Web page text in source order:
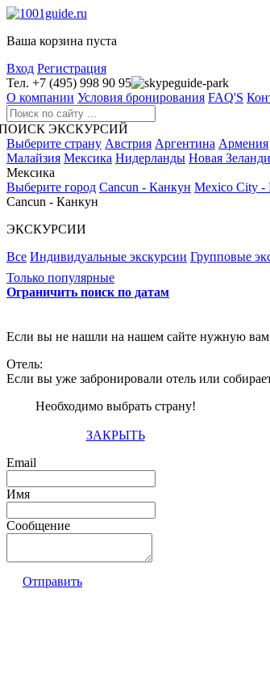
Ваша корзина пуста
Вход Регистрация
Тел. +7 (495) 998 90 95
guide-park
О компании Условия бронирования FAQ'S
ЭКСКУРСИЙ
Выберите страну Австрия Аргентина Армения
Малайзия Мексика Нидерланды Новая
Мексика
Выберите город Cancun - Канкун Mexico City -
Cancun - Канкун
ЭКСКУРСИИ
Все Индивидуальные экскурсии Групповые
Только популярные
Ограничить поиск по датам
Если вы не нашли на нашем сайте нужную вам
Отель:
Если вы уже забронировали отель или
Необходимо выбрать страну!
ЗАКРЫТЬ
Email
Имя
Сообщение
Отправить